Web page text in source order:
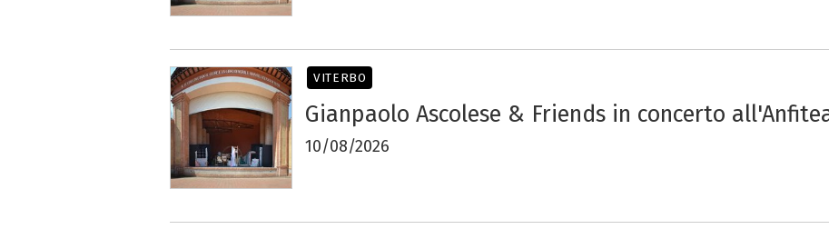
Gianpaolo Ascolese & Friends in concerto
10/08/2026
VITERBO